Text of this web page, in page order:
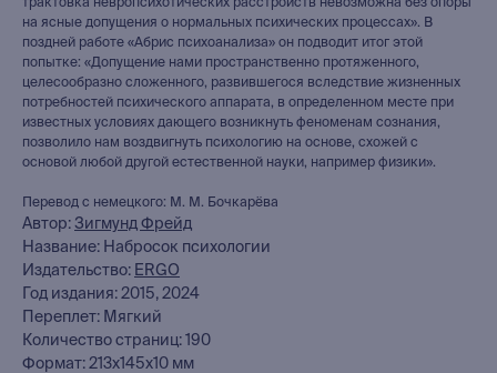
трактовка невропсихотических расстройств невозможна без опоры
на ясные допущения о нормальных психических процессах». В
поздней работе «Абрис психоанализа» он подводит итог этой
попытке: «Допущение нами пространственно протяженного,
целесообразно сложенного, развившегося вследствие жизненных
потребностей психического аппарата, в определенном месте при
известных условиях дающего возникнуть феноменам сознания,
позволило нам воздвигнуть психологию на основе, схожей с
основой любой другой естественной науки, например физики».
Перевод с немецкого: М. М. Бочкарёва
Автор: Зигмунд Фрейд
Название: Набросок психологии
Издательство: ERGO
Год издания: 2015, 2024
Переплет: Мягкий
Количество страниц: 190
Формат: 213x145x10 мм
книжный интернет-магазин
из Петербурга
Каталог